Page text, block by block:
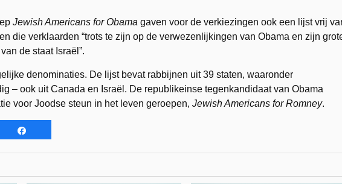
Jewish Americans for Obama gaven voor de verkiezingen ook een lijst vrij
die verklaarden “trots te zijn op de verwezenlijkingen van Obama en zijn
de staat Israël”.
denominaties. De lijst bevat rabbijnen uit 39 staten, waaronder
– ook uit Canada en Israël. De republikeinse tegenkandidaat van Obama
voor Joodse steun in het leven geroepen, Jewish Americans for Romney.